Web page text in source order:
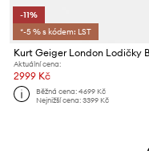
-11%
*-5 % s kódem: LST
Aktuální cena:
2999 Kč
Běžná cena:4699 Kč
Nejnižší cena:3399 Kč